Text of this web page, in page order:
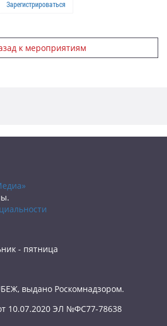
Зарегистрироваться
к мероприятиям
- пятница
выдано Роскомнадзором.
10.07.2020 ЭЛ №ФС77-78638